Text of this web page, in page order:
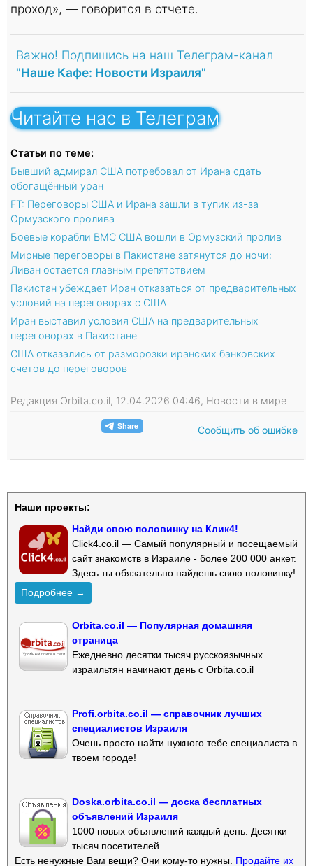
проход», — говорится в отчете.
Важно! Подпишись на наш Телеграм-канал
"Наше Кафе: Новости Израиля"
Читайте нас в Телеграм
Статьи по теме:
Бывший адмирал США потребовал от Ирана сдать
обогащённый уран
FT: Переговоры США и Ирана зашли в тупик из-за
Ормузского пролива
Боевые корабли ВМС США вошли в Ормузский пролив
Мирные переговоры в Пакистане затянутся до ночи:
Ливан остается главным препятствием
Пакистан убеждает Иран отказаться от предварительных
условий на переговорах с США
Иран выставил условия США на предварительных
переговорах в Пакистане
США отказались от разморозки иранских банковских
счетов до переговоров
Редакция Orbita.co.il, 12.04.2026 04:46, Новости в мире
Сообщить об ошибке
Наши проекты:
Найди свою половинку на Клик4!
Click4.co.il — Самый популярный и посещаемый
сайт знакомств в Израиле - более 200 000 анкет.
Здесь ты обязательно найдешь свою половинку!
Подробнее →
Orbita.co.il — Популярная домашняя
страница
Ежедневно десятки тысяч русскоязычных
израильтян начинают день с Orbita.co.il
Profi.orbita.co.il — справочник лучших
специалистов Израиля
Очень просто найти нужного тебе специалиста в
твоем городе!
Doska.orbita.co.il — доска бесплатных
объявлений Израиля
1000 новых объявлений каждый день. Десятки
тысяч посетителей.
Есть ненужные Вам вещи? Они кому-то нужны. Продайте их